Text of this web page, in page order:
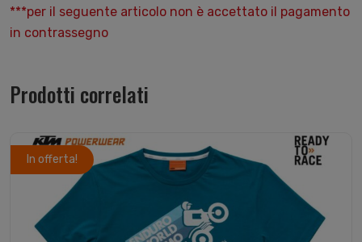
***per il seguente articolo non è accettato il pagamento
in contrassegno
Prodotti correlati
In offerta!